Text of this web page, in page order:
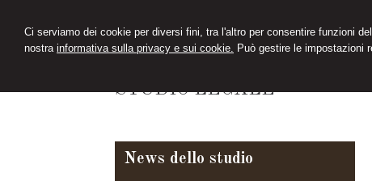
Ci serviamo dei cookie per diversi fini, tra l'altro per consentire funzioni
nostra informativa sulla privacy e sui cookie. Può gestire le impostazioni
STUDIO LEGALE
News dello studio